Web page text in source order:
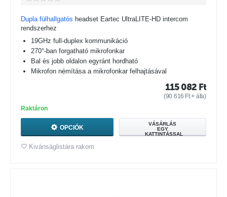
Dupla fülhallgatós headset Eartec UltraLITE-HD intercom
rendszerhez
19GHz full-duplex kommunikáció
270°-ban forgatható mikrofonkar
Bal és jobb oldalon egyránt hordható
Mikrofon némítása a mikrofonkar felhajtásával
115 082 Ft
(90 616 Ft+ áfa)
Raktáron
OPCIÓK
VÁSÁRLÁS
EGY
KATTINTÁSSAL
Kivánságlistára rakom